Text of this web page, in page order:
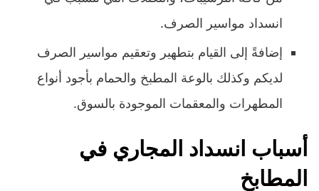
انسداد مواسير الصرف.
إضافةً إلى القيام بتطهير وتعقيم مواسير الصرف
لديكم وكذلك بالوعة المطبخ والحمام بأجود أنواع
المطهرات والمعقمات الموجودة بالسوق.
أسباب انسداد المجاري في
المطابخ